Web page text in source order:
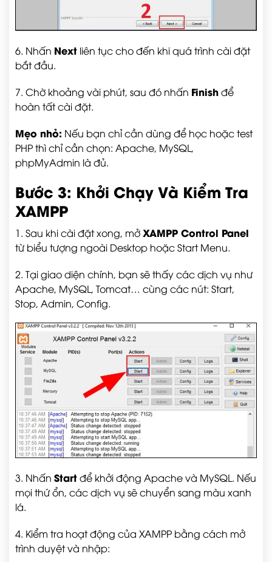
6. Nhấn Next liên tục cho đến khi quá trình cài đặt
bắt đầu.
7. Chờ khoảng vài phút, sau đó nhấn Finishđể
hoàn tất cài đặt.
Mẹo nhỏ: Nếu bạn chỉ cần dùng để học hoặc test
PHP thì chỉ cần chọn: Apache, MySQL,
phpMyAdmin là đủ.
Bước 3: Khởi Chạy Và Kiểm Tra
XAMPP
1. Sau khi cài đặt xong, mở XAMPP Control Panel
từ biểu tượng ngoài Desktop hoặc Start Menu.
2. Tại giao diện chính, bạn sẽ thấy các dịch vụ như
Apache, MySQL, Tomcat… cùng các nút: Start,
Stop, Admin, Config.
3. Nhấn Startđể khởi động Apache và MySQL. Nếu
mọi thứ ổn, các dịch vụ sẽ chuyển sang màu xanh
lá.
4. Kiểm tra hoạt động của XAMPP bằng cách mở
trình duyệt và nhập: